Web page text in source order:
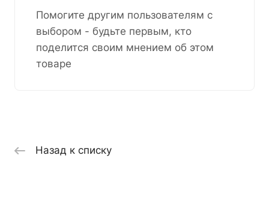
Помогите другим пользователям с
выбором - будьте первым, кто
поделится своим мнением об этом
товаре
Назад к списку